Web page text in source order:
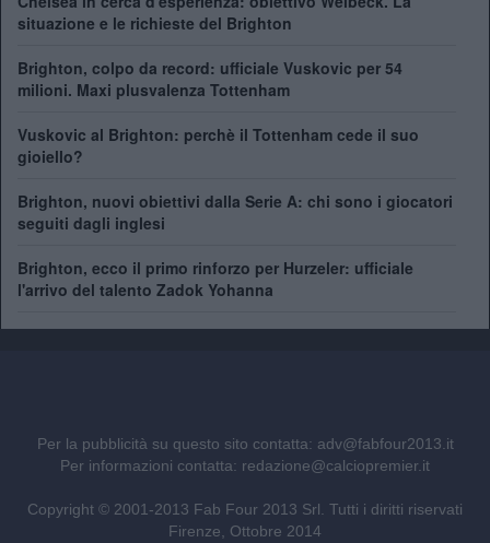
situazione e le richieste del Brighton
Brighton, colpo da record: ufficiale Vuskovic per 54
milioni. Maxi plusvalenza Tottenham
Vuskovic al Brighton: perchè il Tottenham cede il suo
gioiello?
Brighton, nuovi obiettivi dalla Serie A: chi sono i giocatori
seguiti dagli inglesi
Brighton, ecco il primo rinforzo per Hurzeler: ufficiale
l'arrivo del talento Zadok Yohanna
Per la pubblicità su questo sito contatta: adv@fabfour2013.it
Per informazioni contatta: redazione@calciopremier.it
Copyright © 2001-2013 Fab Four 2013 Srl. Tutti i diritti riservati
Firenze, Ottobre 2014